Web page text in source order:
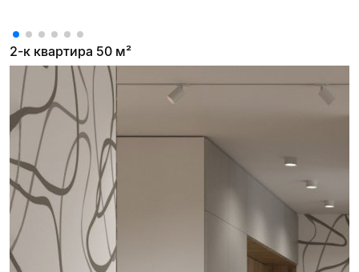
2-к квартира 50 м²